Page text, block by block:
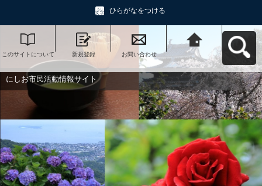
ひらがなをつける
このサイトについて 新規登録 お問い合わせ
にしお市民活動情報
サイトへ戻る
にしお市民活動情報サイト